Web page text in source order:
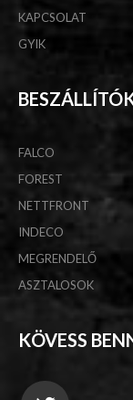
KAPCSOLAT
GYIK
FALCO
FOREST
NETTFRONT
INDECO
MEGRENDELŐ
ASZTALOSOK
KÖVESS